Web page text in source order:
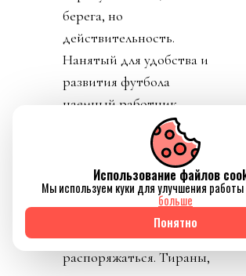
берега, но
действительность.
Нанятый для удобства и
развития футбола
наемный работник
вообразил, что он и есть
футбол. Что он изобрел
футбол и является
единственным
«продукта». И может им
распоряжаться. Тираны,
Использование файлов
Мы используем куки для улучшения
больше
Понятно